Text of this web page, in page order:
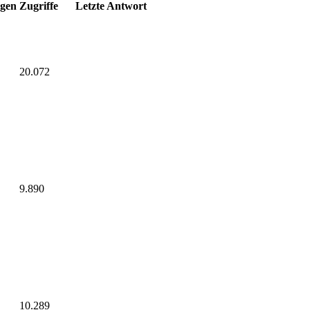
Zugriffe Letzte Antwort
20.072
9.890
10.289